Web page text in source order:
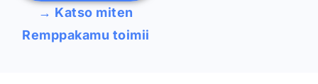
→ Katso miten
Remppakamu toimii